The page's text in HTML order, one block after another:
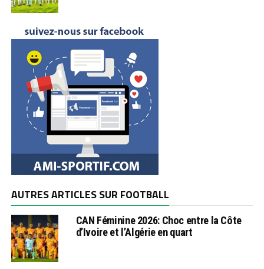
AUTRES ARTICLES SUR FOOTBALL
CAN Féminine 2026: Choc entre la Côte
d’Ivoire et l’Algérie en quart